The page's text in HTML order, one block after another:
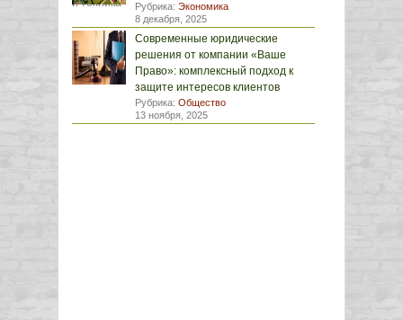
Рубрика: Экономика
8 декабря, 2025
Современные юридические
решения от компании «Ваше
Право»: комплексный подход к
защите интересов клиентов
Рубрика: Общество
13 ноября, 2025